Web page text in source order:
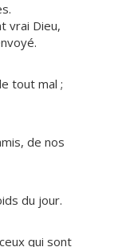
vrai Dieu,
tout mal ;
de nos
du jour.
qui sont